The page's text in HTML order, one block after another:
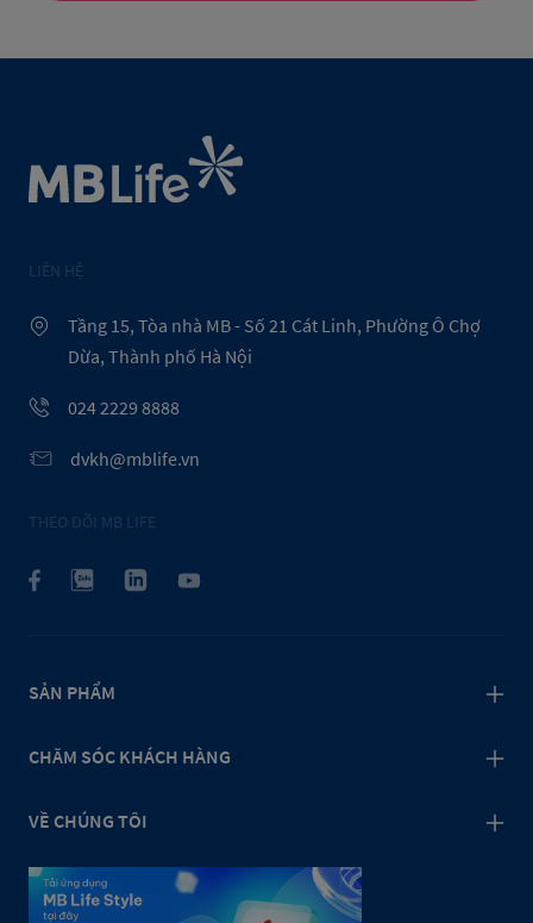
LIÊN HỆ
Tầng 15, Tòa nhà MB - Số 21 Cát Linh, Phường Ô Chợ
Dừa, Thành phố Hà Nội
024 2229 8888
dvkh@mblife.vn
THEO DÕI MB LIFE
SẢN PHẨM
CHĂM SÓC KHÁCH HÀNG
VỀ CHÚNG TÔI